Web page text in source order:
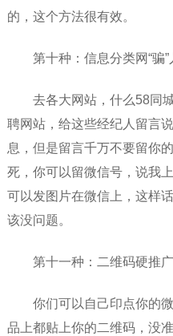
的，这个方法很有效。
第十种：信息分类网“骗”
去各大网站，什么58同
聘网站，给这些经纪人留言
息，但是留言千万不要留你
死，你可以留微信号，说我
可以发图片在微信上，这样
该没问题。
第十一种：二维码硬推广
你们可以自己印点你的
品上都贴上你的二维码，没